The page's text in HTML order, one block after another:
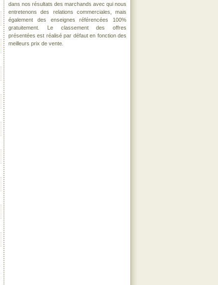
dans nos résultats des marchands avec qui nous
entretenons des relations commerciales, mais
également des enseignes référencées 100%
gratuitement. Le classement des offres
présentées est réalisé par défaut en fonction des
meilleurs prix de vente.